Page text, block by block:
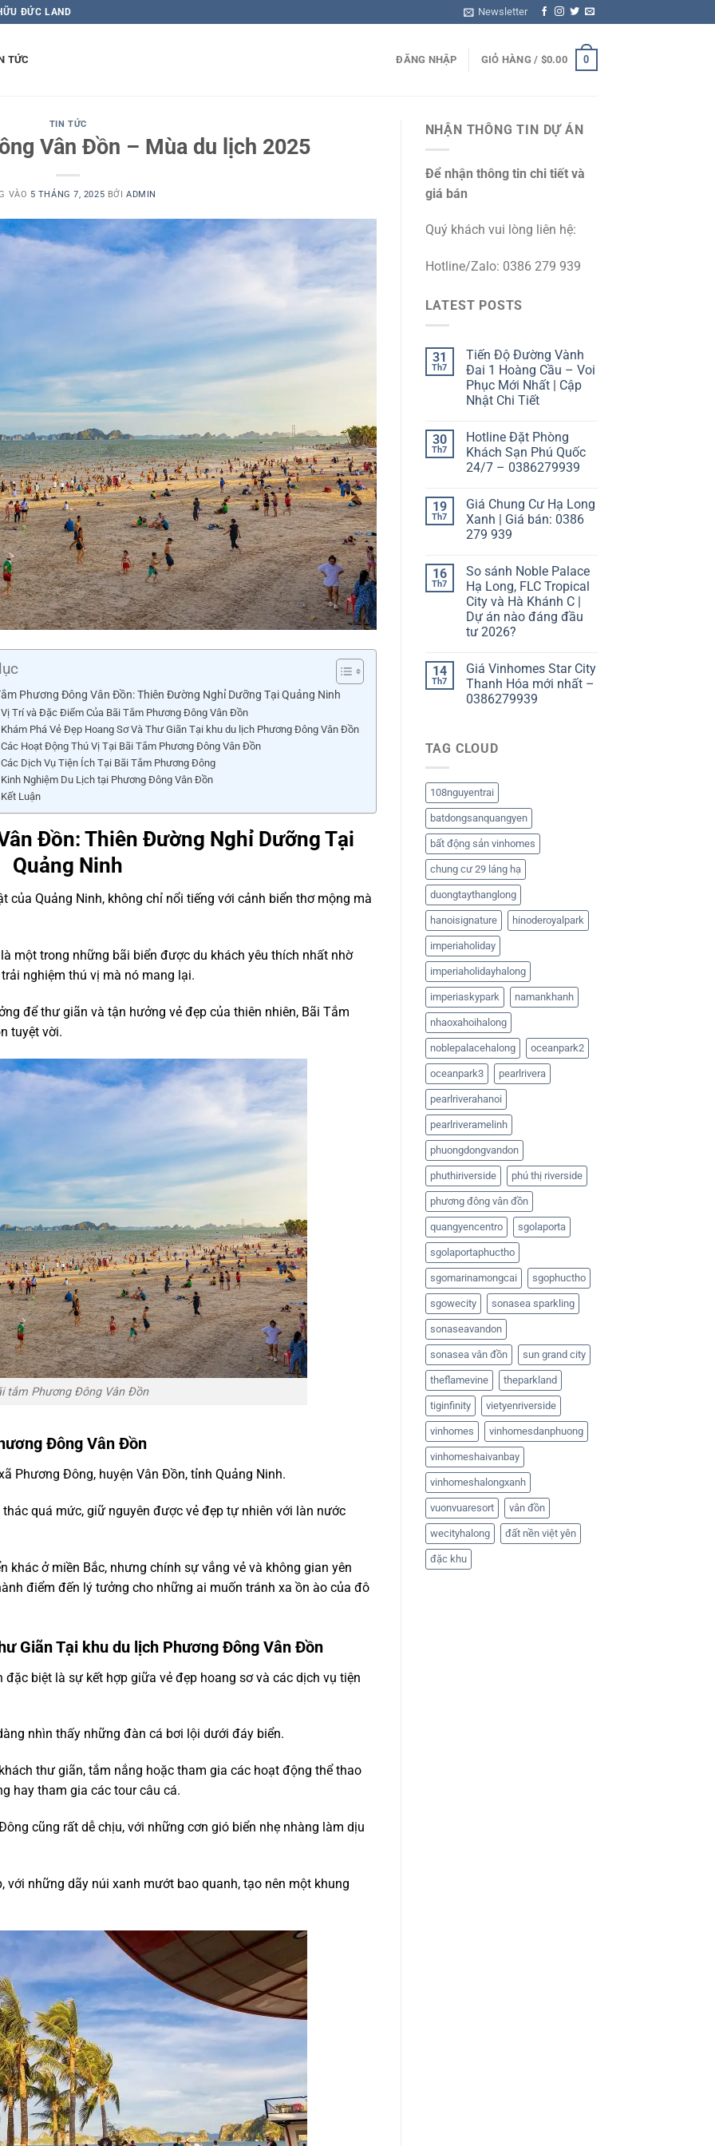
ĐỨC LAND Newsletter
TỨC ĐĂNG NHẬP GIỎ HÀNG / $0.00 0
TIN TỨC
Vân Đồn – Mùa du lịch 2025
VÀO 5 THÁNG 7, 2025 BỞI ADMIN
Phương Đông Vân Đồn: Thiên Đường Nghỉ Dưỡng Tại Quảng Ninh
Vị Trí và Đặc Điểm Của Bãi Tắm Phương Đông Vân Đồn
Khám Phá Vẻ Đẹp Hoang Sơ Và Thư Giãn Tại khu du lịch Phương Đông Vân Đồn
Các Hoạt Động Thú Vị Tại Bãi Tắm Phương Đông Vân Đồn
Các Dịch Vụ Tiện Ích Tại Bãi Tắm Phương Đông
Kinh Nghiệm Du Lịch tại Phương Đông Vân Đồn
Kết Luận
Đồn: Thiên Đường Nghỉ Dưỡng Tại
Quảng Ninh
của Quảng Ninh, không chỉ nổi tiếng với cảnh biển thơ mộng mà
một trong những bãi biển được du khách yêu thích nhất nhờ
nghiệm thú vị mà nó mang lại.
để thư giãn và tận hưởng vẻ đẹp của thiên nhiên, Bãi Tắm
tuyệt vời.
tắm Phương Đông Vân Đồn
Đông Vân Đồn
Phương Đông, huyện Vân Đồn, tỉnh Quảng Ninh.
quá mức, giữ nguyên được vẻ đẹp tự nhiên với làn nước
khác ở miền Bắc, nhưng chính sự vắng vẻ và không gian yên
điểm đến lý tưởng cho những ai muốn tránh xa ồn ào của đô
Giãn Tại khu du lịch Phương Đông Vân Đồn
biệt là sự kết hợp giữa vẻ đẹp hoang sơ và các dịch vụ tiện
nhìn thấy những đàn cá bơi lội dưới đáy biển.
thư giãn, tắm nắng hoặc tham gia các hoạt động thể thao
hay tham gia các tour câu cá.
cũng rất dễ chịu, với những cơn gió biển nhẹ nhàng làm dịu
với những dãy núi xanh mướt bao quanh, tạo nên một khung
NHẬN THÔNG TIN DỰ ÁN
Để nhận thông tin chi tiết và
giá bán
Quý khách vui lòng liên hệ:
Hotline/Zalo: 0386 279 939
LATEST POSTS
31
Th7
Tiến Độ Đường Vành
Đai 1 Hoàng Cầu – Voi
Phục Mới Nhất | Cập
Nhật Chi Tiết
30
Th7
Hotline Đặt Phòng
Khách Sạn Phú Quốc
24/7 – 0386279939
19
Th7
Giá Chung Cư Hạ Long
Xanh | Giá bán: 0386
279 939
16
Th7
So sánh Noble Palace
Hạ Long, FLC Tropical
City và Hà Khánh C |
Dự án nào đáng đầu
tư 2026?
14
Th7
Giá Vinhomes Star City
Thanh Hóa mới nhất –
0386279939
TAG CLOUD
108nguyentrai
batdongsanquangyen
bất động sản vinhomes
chung cư 29 láng hạ
duongtaythanglong
hanoisignature hinoderoyalpark
imperiaholiday
imperiaholidayhalong
imperiaskypark namankhanh
nhaoxahoihalong
noblepalacehalong oceanpark2
oceanpark3 pearlrivera
pearlriverahanoi
pearlriveramelinh
phuongdongvandon
phuthiriverside phú thị riverside
phương đông vân đồn
quangyencentro sgolaporta
sgolaportaphuctho
sgomarinamongcai sgophuctho
sgowecity sonasea sparkling
sonaseavandon
sonasea vân đồn sun grand city
theflamevine theparkland
tiginfinity vietyenriverside
vinhomes vinhomesdanphuong
vinhomeshaivanbay
vinhomeshalongxanh
vuonvuaresort vân đồn
wecityhalong đất nền việt yên
đặc khu